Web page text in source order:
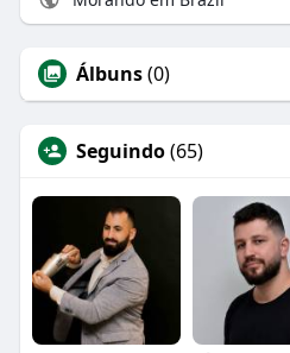
Álbuns(0)
Seguindo(65)